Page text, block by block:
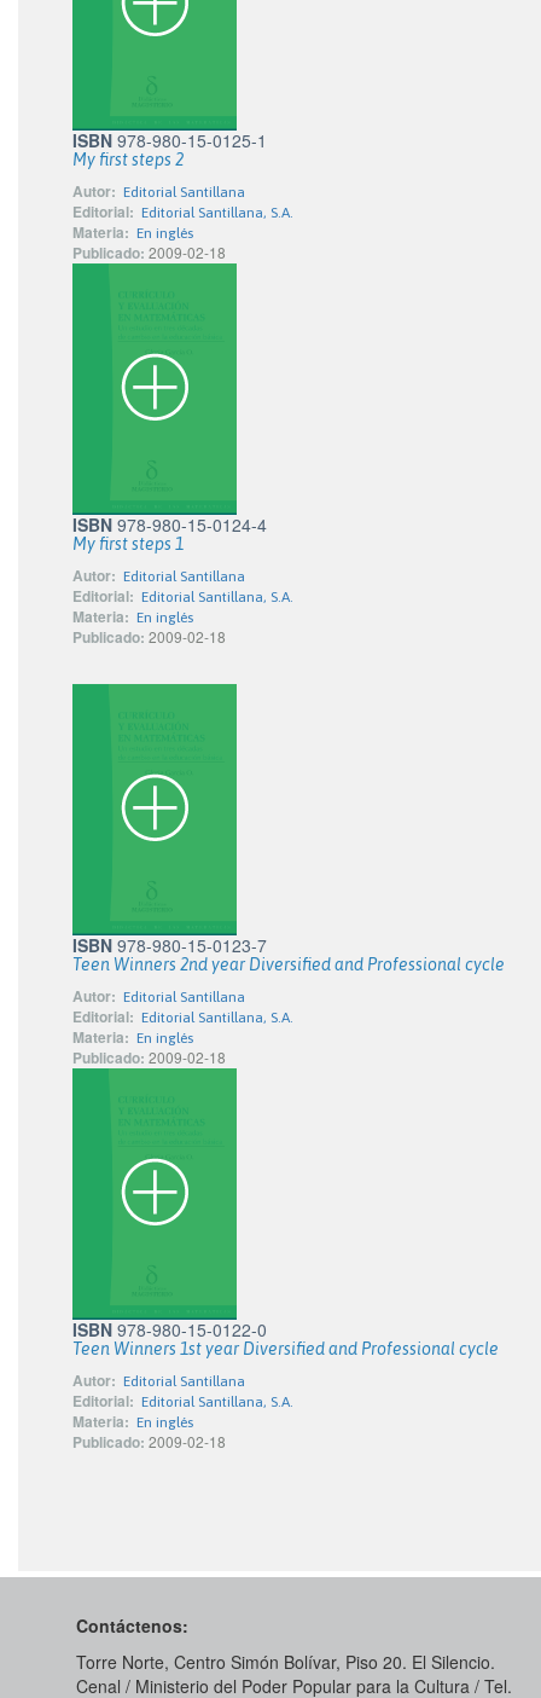
ISBN 978-980-15-0125-1
My first steps 2
Autor: Editorial Santillana
Editorial: Editorial Santillana, S.A.
Materia: En inglés
Publicado: 2009-02-18
ISBN 978-980-15-0124-4
My first steps 1
Autor: Editorial Santillana
Editorial: Editorial Santillana, S.A.
Materia: En inglés
Publicado: 2009-02-18
ISBN 978-980-15-0123-7
Teen Winners 2nd year Diversified and Professional cycle
Autor: Editorial Santillana
Editorial: Editorial Santillana, S.A.
Materia: En inglés
Publicado: 2009-02-18
ISBN 978-980-15-0122-0
Teen Winners 1st year Diversified and Professional cycle
Autor: Editorial Santillana
Editorial: Editorial Santillana, S.A.
Materia: En inglés
Publicado: 2009-02-18
Contáctenos:
Torre Norte, Centro Simón Bolívar, Piso 20. El Silencio.
Cenal / Ministerio del Poder Popular para la Cultura / Tel.